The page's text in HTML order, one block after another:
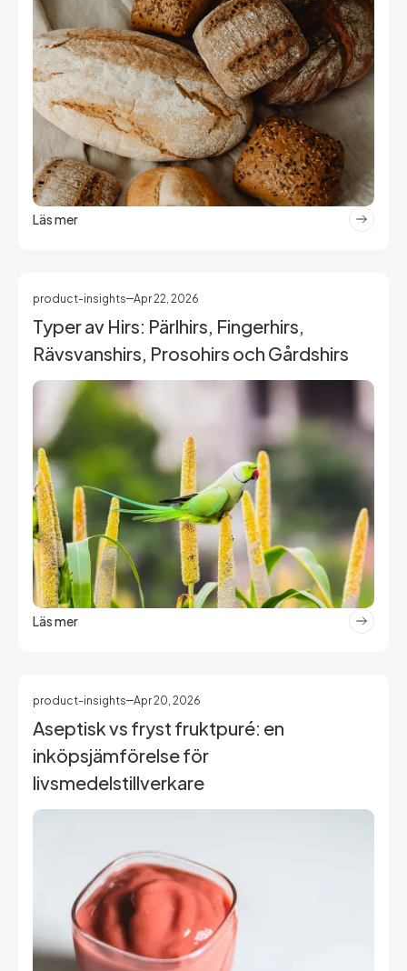
Läs mer
product-insights Apr 22, 2026
Typer av Hirs: Pärlhirs, Fingerhirs,
Rävsvanshirs, Prosohirs och Gårdshirs
Läs mer
product-insights Apr 20, 2026
Aseptisk vs fryst fruktpuré: en
inköpsjämförelse för
livsmedelstillverkare